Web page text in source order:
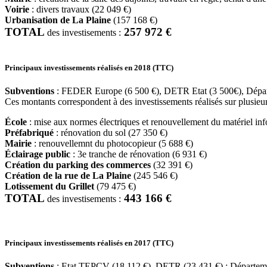
Voirie : divers travaux (22 049 €)
Urbanisation de La Plaine (157 168 €)
TOTAL des investisements : 257 972 €
Principaux investissements réalisés en 2018 (TTC)
Subventions : FEDER Europe (6 500 €), DETR Etat (3 500€),
Ces montants correspondent à des investissements réalisés sur
École : mise aux normes électriques et renouvellement du matériel
Préfabriqué : rénovation du sol (27 350 €)
Mairie : renouvellemnt du photocopieur (5 688 €)
Éclairage public : 3e tranche de rénovation (6 931 €)
Création du parking des commerces (32 391 €)
Création de la rue de La Plaine (245 546 €)
Lotissement du Grillet (79 475 €)
TOTAL des investisements : 443 166 €
Principaux investissements réalisés en 2017 (TTC)